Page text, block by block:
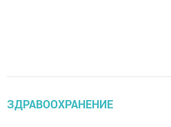
ЗДРАВООХРАНЕНИЕ